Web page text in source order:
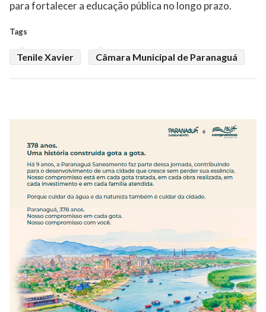
para fortalecer a educação pública no longo prazo.
Tags
Tenile Xavier Câmara Municipal de Paranaguá